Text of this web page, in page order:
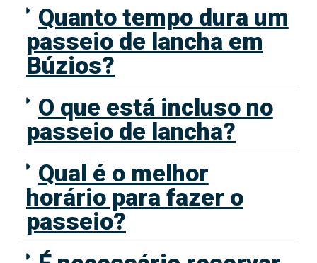
Quanto tempo dura um
passeio de lancha em
Búzios?
O que está incluso no
passeio de lancha?
Qual é o melhor
horário para fazer o
passeio?